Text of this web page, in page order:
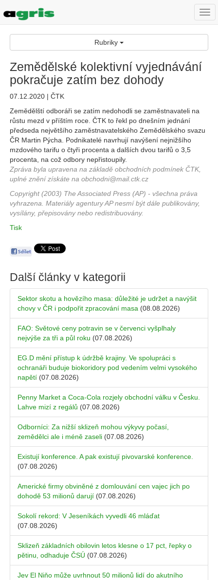
Rubriky
Zemědělské kolektivní vyjednávání
pokračuje zatím bez dohody
07.12.2020 | ČTK
Zemědělští odboráři se zatím nedohodli se zaměstnavateli na
růstu mezd v příštím roce. ČTK to řekl po dnešním jednání
předseda největšího zaměstnavatelského Zemědělského svazu
ČR Martin Pýcha. Podnikatelé navrhují navýšení nejnižšího
mzdového tarifu o čtyři procenta a dalších dvou tarifů o 3,5
procenta, na což odbory nepřistoupily.
Zpráva byla upravena na základě obchodních podmínek ČTK,
uplné znění získáte na obchodni@mail.ctk.cz
Copyright (2003) The Associated Press (AP) - všechna práva
vyhrazena. Materiály agentury AP nesmí být dále publikovány,
vysílány, přepisovány nebo redistribuovány.
Tisk
Další články v kategorii
Sektor skotu a hovězího masa: důležité je udržet a navýšit
chovy v ČR i podpořit zpracování masa (08.08.2026)
FAO: Světové ceny potravin se v červenci vyšplhaly
nejvýše za tři a půl roku (07.08.2026)
EG.D mění přístup k údržbě krajiny. Ve spolupráci s
ochranáři buduje biokoridory pod vedením velmi vysokého
napětí (07.08.2026)
Penny Market a Coca-Cola rozjely obchodní válku v Česku.
Lahve mizí z regálů (07.08.2026)
Odborníci: Za nižší sklizeň mohou výkyvy počasí,
zemědělci ale i méně zaseli (07.08.2026)
Existují konference. A pak existují pivovarské konference.
(07.08.2026)
Americké firmy obviněné z domlouvání cen vajec jich po
dohodě 53 milionů darují (07.08.2026)
Sokolí rekord: V Jeseníkách vyvedli 46 mláďat
(07.08.2026)
Sklizeň základních obilovin letos klesne o 17 pct, řepky o
pětinu, odhaduje ČSÚ (07.08.2026)
Jev El Niňo může uvrhnout 50 milionů lidí do akutního